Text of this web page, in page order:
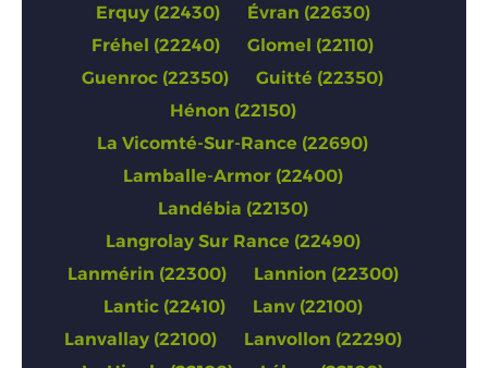
Erquy (22430)
Évran (22630)
Fréhel (22240)
Glomel (22110)
Guenroc (22350)
Guitté (22350)
Hénon (22150)
La Vicomté-Sur-Rance (22690)
Lamballe-Armor (22400)
Landébia (22130)
Langrolay Sur Rance (22490)
Lanmérin (22300)
Lannion (22300)
Lantic (22410)
Lanv (22100)
Lanvallay (22100)
Lanvollon (22290)